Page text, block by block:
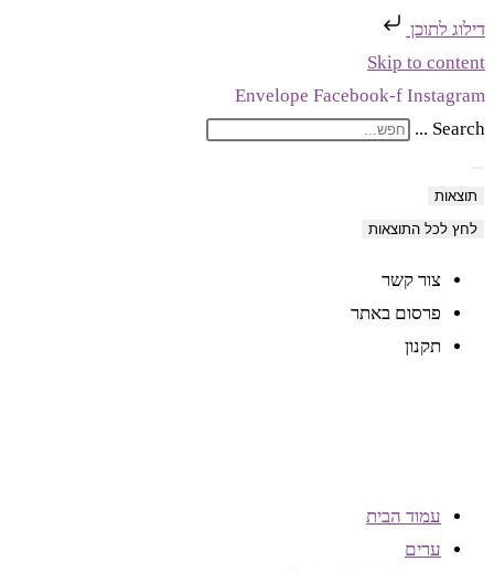
דילוג לתוכן
Skip to content
Envelope Facebook-f Instagram
Search ...
תוצאות
לחץ לכל התוצאות
צור קשר
פרסום באתר
תקנון
עמוד הבית
ערים